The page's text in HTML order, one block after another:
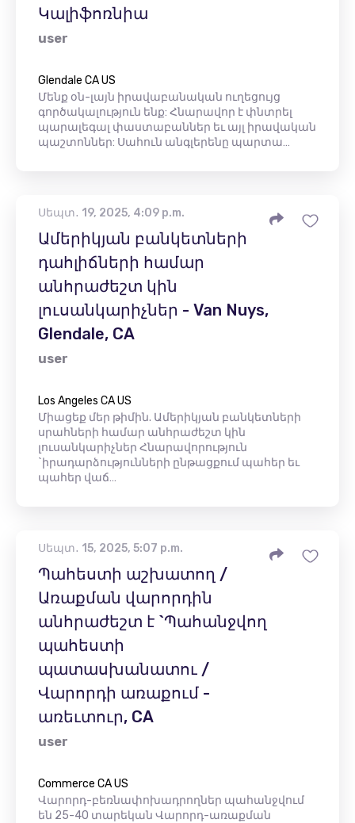
Կալիֆոռնիա
user
Glendale CA US
Մենք օն-լայն իրավաբանական ուղեցույց
գործակալություն ենք: Հնարավոր է փնտրել
պարալեգալ փաստաբաններ եւ այլ իրավական
պաշտոններ: Սահուն անգլերենը պարտա…
Սեպտ․ 19, 2025, 4:09 p.m.
Ամերիկյան բանկետների
դահլիճների համար
անհրաժեշտ կին
լուսանկարիչներ - Van Nuys,
Glendale, CA
user
Los Angeles CA US
Միացեք մեր թիմին. Ամերիկյան բանկետների
սրահների համար անհրաժեշտ կին
լուսանկարիչներ Հնարավորություն
`իրադարձությունների ընթացքում պահեր եւ
պահեր վաճ…
Սեպտ․ 15, 2025, 5:07 p.m.
Պահեստի աշխատող /
Առաքման վարորդին
անհրաժեշտ է `Պահանջվող
պահեստի
պատասխանատու /
Վարորդի առաքում -
առեւտուր, CA
user
Commerce CA US
Վարորդ-բեռնափոխադրողներ պահանջվում
են 25-40 տարեկան Վարորդ-առաքման